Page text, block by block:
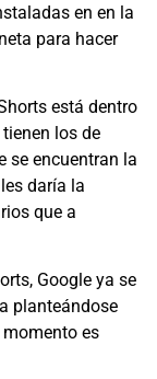
en en la
para hacer
está dentro
los de
se encuentran la
daría la
que a
Google ya se
planteándose
es